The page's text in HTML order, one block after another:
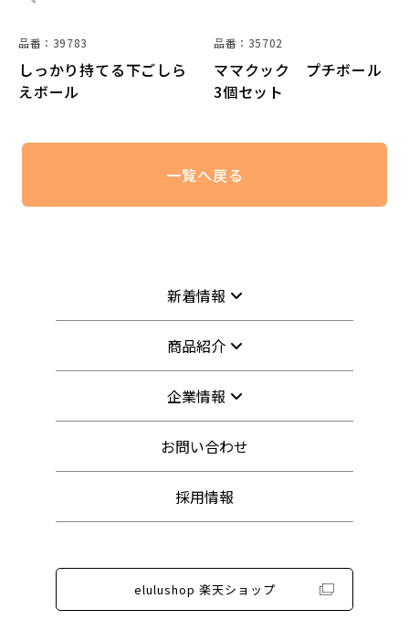
しっかり持てる下ごしら
えボール
品番：39783
ママクック プチボール
3個セット
品番：35702
一覧へ戻る
新着情報
商品紹介
企業情報
お問い合わせ
採用情報
elulushop 楽天ショップ